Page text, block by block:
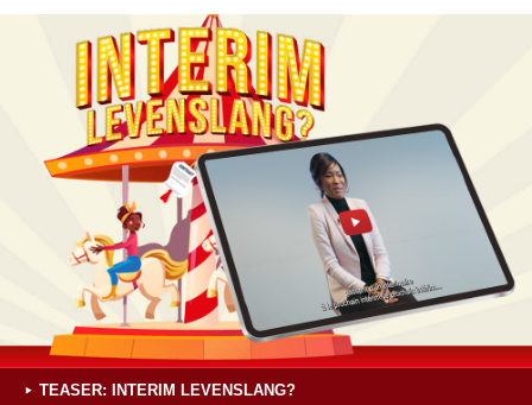
TEASER: INTERIM LEVENSLANG?